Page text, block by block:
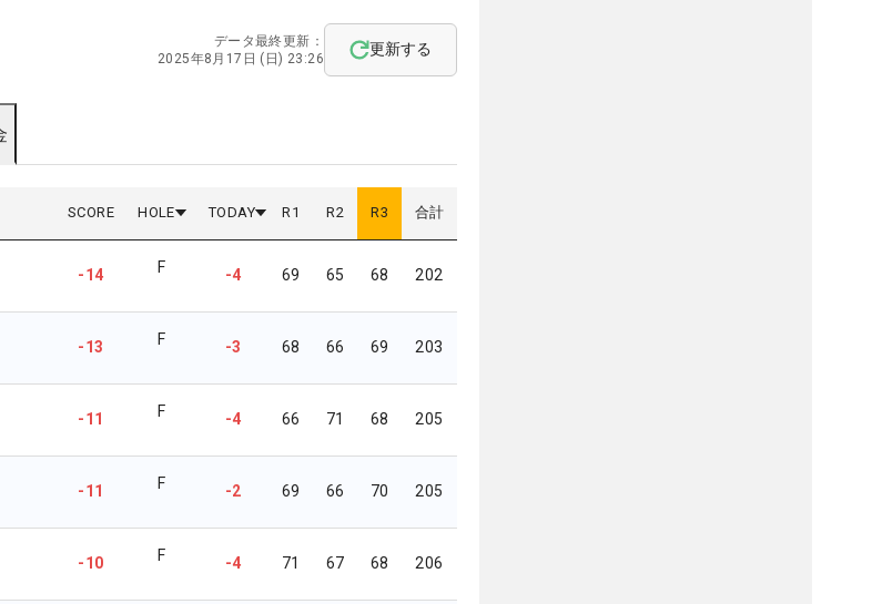
データ最終更新：
2025年8月17日 (日) 23:26
更新する
SCORE HOLE TODAY R 1 R2 R3 合計
-14 F -4 69 65 68 202
-13 F -3 68 66 69 203
-11 F -4 66 71 68 205
-11 F -2 69 66 70 205
-10 F -4 71 67 68 206